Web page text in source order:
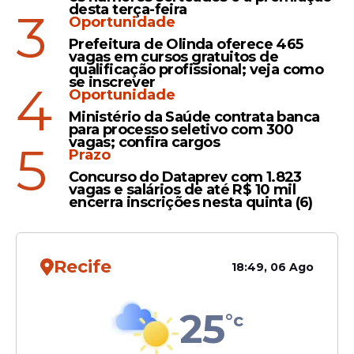
CBF apresenta uniforme
principal da Seleção
Brasileira para a Copa do
Mundo 2026; veja vídeo
Futebol
Data FIFA: Março tem jogos
do Brasil; amistosos e
repescagem para a copa do
mundo; Confira
Veja Também
desta terça-feira
3
Oportunidade
Prefeitura de Olinda oferece 465
vagas em cursos gratuitos de
qualificação profissional; veja como
se inscrever
4
Oportunidade
Ministério da Saúde contrata banca
para processo seletivo com 300
vagas; confira cargos
5
Prazo
Concurso do Dataprev com 1.823
vagas e salários de até R$ 10 mil
encerra inscrições nesta quinta (6)
Recife 18:49, 06 Ago
25°c